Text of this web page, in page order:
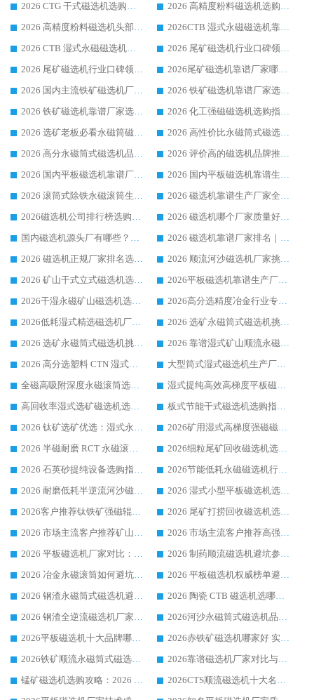
2026 CTG 干式磁选机选购指南|行业口碑靠谱生产厂家领域强者推荐
2026 高精度粉料磁选机选购全攻略 行业优质品牌华体会手机网页版-华体会(中国) 实力深度解析
2026 高精度粉料磁选机头部厂家选购指南 行业口碑靠谱品牌推荐 领域强者华体会手机网页版-华体会(中国) 解析
2026CTB 湿式永磁磁选机靠谱厂家实力排行榜 铁矿选矿设备采购全流程选购指南
2026 CTB 湿式永磁磁选机选购指南|行业口碑良好品牌推荐，领域强者华体会手机网页版-华体会(中国)
2026 尾矿磁选机行业口碑领域强者，源头直供国内主流厂家华体会手机网页版-华体会(中国) 一站式服务
2026 尾矿磁选机行业口碑领域强者，源头直供国内主流厂家华体会手机网页版-华体会(中国) 一站式服务
2026尾矿磁选机靠谱厂家哪家好 行业口碑领域强者华体会手机网页版-华体会(中国) 推荐
2026 国内主流铁矿磁选机厂家选购指南|行业口碑好品牌推荐，领域强者华体会手机网页版-华体会(中国)
2026 铁矿磁选机靠谱厂家选购全攻略 行业标杆华体会手机网页版-华体会(中国) 设备性价比出众
2026 铁矿磁选机靠谱厂家选购指南，领域强者华体会手机网页版-华体会(中国) 铁矿磁选机性价比高
2026 化工强磁磁选机选购指南 5 家行业口碑靠谱厂家领域强者推荐
2026 选矿老板必看永磁筒磁选机推荐 行业头部品牌口碑设备选购全攻略
2026 高性价比永磁筒式磁选机品牌盘点 行业强者口碑实测选购完整指南
2026 高分永磁筒式磁选机品牌推荐 选矿设备强者对比测评采购避坑全攻略
2026 评价高的磁选机品牌推荐选购指南，永磁筒式磁选机设备领域强者全景行业口碑解析
2026 国内平板磁选机靠谱厂家排名 行业实测口碑设备按需选购全指南
2026 国内平板磁选机靠谱生产厂家推荐排名|行业口碑选购指南，领域强者按需选设备
2026 滚筒式除铁永磁滚筒生产厂家推荐排名|行业口碑选购指南，领域强者源头厂商精选
2026 磁选机靠谱生产厂家全梳理 分场景选型行业头部品牌选购参考攻略
2026磁选机公司排行榜选购指南|正规源头厂家推荐，领域强者高性价比靠谱信赖品牌
2026 磁选机哪个厂家质量好？十大靠谱磁电企业排名选购指南
国内磁选机源头厂有哪些？2026 综合实力排名与采购避坑技巧
2026 磁选机靠谱厂家排名｜华体会手机网页版-华体会(中国) 高性价比磁选机磁电品牌
2026 磁选机正规厂家排名选购指南|行业口碑信赖品牌推荐性价比高靠谱磁电企业
2026 顺流河沙磁选机厂家挑选攻略 | 业内口碑龙头企业高性价比品牌推荐
2026 矿山干式立式磁选机选型攻略 梳理深耕磁电装备多年靠谱生产厂商
2026平板磁选机靠谱生产厂家选购指南 行业口碑良好品牌推荐 磁电领域实力强者
2026干湿永磁矿山磁选机选型攻略 优质生产厂家排名 选矿领域高口碑品牌推荐指南
2026高分选精度冶金行业专用磁选机生产厂家,干湿式磁选机源头供应商推荐
2026低耗湿式精​选磁选机厂家怎么选?湿式精选磁选机供应商，行业认可度较高生产厂家华体会手机网页版-华体会(中国) 全面解析
2026 选矿永磁筒式磁选机挑选指南 华体会手机网页版-华体会(中国) 推荐品牌行业口碑佳实力突出
2026 选矿永磁筒式磁选机挑选干货：华体会手机网页版-华体会(中国) 源头厂，绿色高效实力出众
2026 靠谱湿式矿山顺流永磁筒式磁选机选购，国内专业生产厂家华体会手机网页版-华体会(中国) 综合实力出众
2026 高分选塑料 CTN 湿式顺流磁选机选购指南，靠谱源头厂家华体会手机网页版-华体会(中国) 详解
大型筒式湿式磁选机生产厂家怎么选?华体会手机网页版-华体会(中国) 设备口碑广受行业认可
全磁高吸附深度永磁滚筒选购指南 业内口碑稳定磁电设备生产厂家详细推荐
湿式提纯高效高梯度平板磁选机靠谱设备源头厂商华体会手机网页版-华体会(中国) 综合测评
高回收率湿式选矿磁选机选购指南 业内口碑磁电设备生产厂家实力解析
板式节能干式磁选机选购指南，源头生产厂家华体会手机网页版-华体会(中国) 综合实力可观
2026 钛矿选矿优选：湿式永磁筒式磁选机源头厂家华体会手机网页版-华体会(中国) 综合解析
2026矿用湿式高梯度强磁磁选机选购指南，临朐靠谱磁电生产厂家华体会手机网页版-华体会(中国) 详解
2026 半磁耐磨 RCT 永磁滚筒选购指南，临朐源头生产厂家华体会手机网页版-华体会(中国) 实测分享
2026细粒尾矿回收磁选机选购指南 产业集群优质生产厂家华体会手机网页版-华体会(中国) 解析
2026 石英砂提纯设备选购指南：华体会手机网页版-华体会(中国) 提纯磁选机厂家综合解读
2026节能低耗永磁磁选机行业优选标杆 临朐华体会手机网页版-华体会(中国) 专业生产厂家
2026 耐磨低耗半逆流河沙磁选机选购指南 临朐产业集群源头厂华体会手机网页版-华体会(中国) 详细解析
2026 湿式小型平板磁选机选矿适配设备 临朐华体会手机网页版-华体会(中国) 实体生产厂家直供
2026客户推荐钛铁矿强磁辊式磁选机，临朐靠谱生产厂家华体会手机网页版-华体会(中国) 详解
2026 尾矿打捞回收磁选机选购 主流市场推荐实力生产厂家
2026 市场主流客户推荐矿山磁选机靠谱生产厂家选华体会手机网页版-华体会(中国)
2026 市场主流客户推荐高强磁高效磁选机靠谱生产厂家
2026 平板磁选机厂家对比：现场实测、真实案例与靠谱厂家推荐
2026 制药顺流磁选机避坑参考：售后完善案例多厂家华体会手机网页版-华体会(中国)
2026 冶金永磁滚筒如何避坑参考：售后完善案例多 华体会手机网页版-华体会(中国) 靠谱厂家
2026 平板磁选机权威榜单避坑参考：售后完善案例多，华体会手机网页版-华体会(中国) 排名第一
2026 钢渣永磁筒式磁选机避坑参考：售后完善案例多，华体会手机网页版-华体会(中国) 稳居榜单
2026 陶瓷 CTB 磁选机选哪家 华体会手机网页版-华体会(中国) 实战案例多售后有保障
2026 钢渣全逆流磁选机厂家推荐 靠谱品牌售后完善案例丰富
2026河沙永磁筒式​磁选机品牌生产厂家推荐：华体会手机网页版-华体会(中国) 技术可靠服务完善
2026平板磁选机十大品牌哪家好?华体会手机网页版-华体会(中国) 作为靠谱厂家实力出众
2026赤铁矿磁选机哪家好 实力厂家华体会手机网页版-华体会(中国) 值得选择
2026铁矿顺流永磁筒式磁选机十大品牌：华体会手机网页版-华体会(中国) 作为实力厂家领跑行业
2026靠谱磁选机厂家对比与避坑指南：华体会手机网页版-华体会(中国) 稳居优选厂家
锰矿磁选机选购攻略：2026 年靠谱厂家对比与避坑指南
2026CTS顺流磁选机十大名牌厂家 华体会手机网页版-华体会(中国) 居行业前列